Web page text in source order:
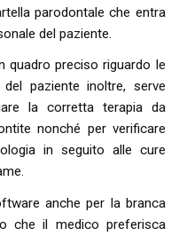
parodontale che entra
del paziente.
quadro preciso riguardo le
paziente inoltre, serve
la corretta terapia da
nonché per verificare
in seguito alle cure
anche per la branca
che il medico preferisca